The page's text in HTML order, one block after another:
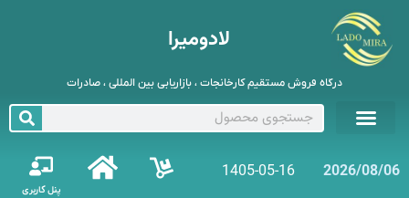
لادومیرا
درگاه فروش مستقیم کارخانجات ، بازاریابی بین المللی ، صادرات
2026/08/06
1405-05-16
پنل کاربری